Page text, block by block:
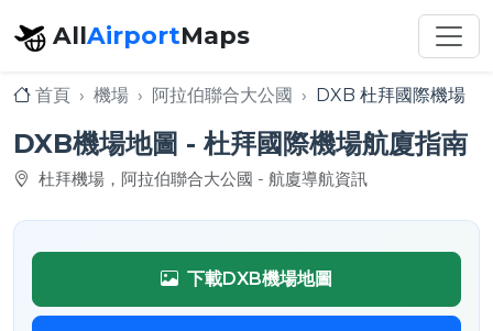
AllAirportMaps
首頁 機場 阿拉伯聯合大公國 DXB 杜拜國際機場
DXB機場地圖 - 杜拜國際機場航廈指南
杜拜機場，阿拉伯聯合大公國 - 航廈導航資訊
下載DXB機場地圖